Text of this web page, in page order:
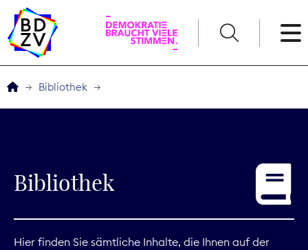
Service
Bibliothek
Bibliothek
Hier finden Sie sämtliche Inhalte, die Ihnen auf der